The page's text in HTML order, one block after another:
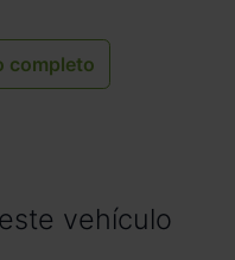
completo
vehículo